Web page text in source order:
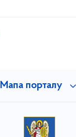
Мапа порталу